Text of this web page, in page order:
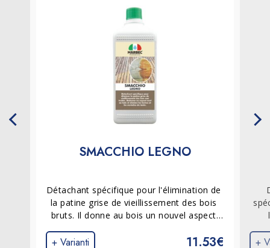
SMACCHIO LEGNO
Détachant spécifique pour l'élimination de
la patine grise de vieillissement des bois
bruts. Il donne au bois un nouvel aspect
préparant la surface à l’application d’une
+ Varianti 11.53€ +